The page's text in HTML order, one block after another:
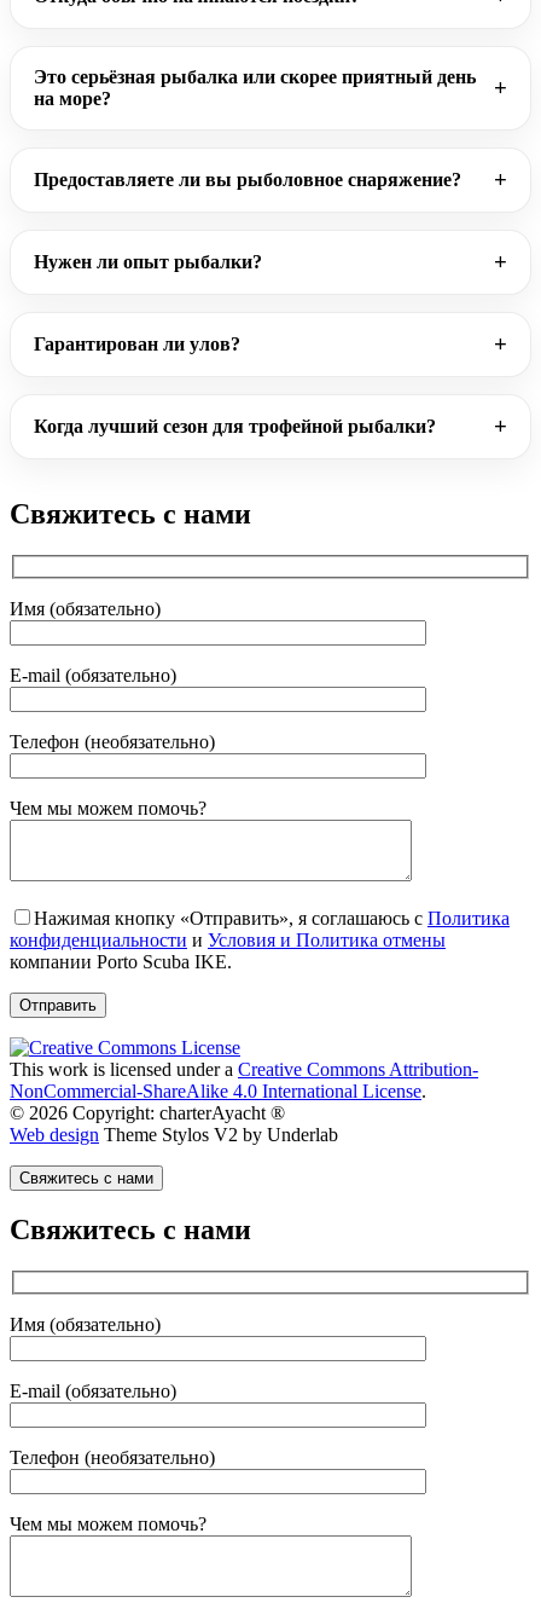
Это серьёзная рыбалка или скорее приятный день
на море?
Предоставляете ли вы рыболовное снаряжение?
Нужен ли опыт рыбалки?
Гарантирован ли улов?
Когда лучший сезон для трофейной рыбалки?
Свяжитесь с нами
Имя (обязательно)
E-mail (обязательно)
Телефон (необязательно)
Gender
Чем мы можем помочь?
Нажимая кнопку «Отправить», я соглашаюсь с Политика
конфиденциальности и Условия и Политика отмены
компании Porto Scuba IKE.
This work is licensed under a Creative Commons Attribution-
NonCommercial-ShareAlike 4.0 International License.
© 2026 Copyright: charterAyacht ®
Web design Theme Stylos V2 by Underlab
Свяжитесь с нами
Свяжитесь с нами
Имя (обязательно)
E-mail (обязательно)
Телефон (необязательно)
Gender
Чем мы можем помочь?